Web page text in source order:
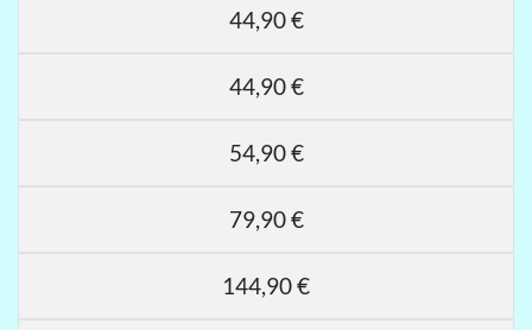
44,90 €
44,90 €
54,90 €
79,90 €
144,90 €